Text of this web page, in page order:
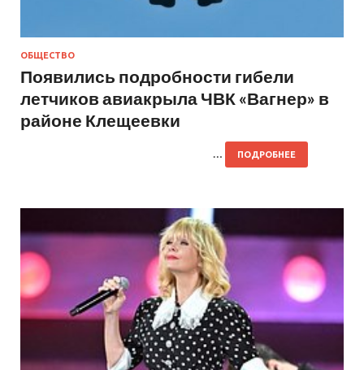
ОБЩЕСТВО
Появились подробности гибели
летчиков авиакрыла ЧВК «Вагнер» в
районе Клещеевки
ПОДРОБНЕЕ